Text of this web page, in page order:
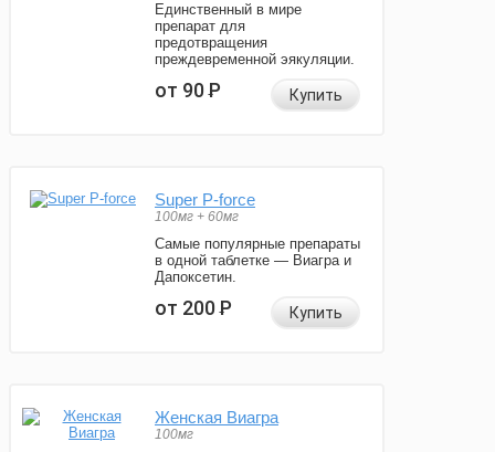
Единственный в мире
препарат для
предотвращения
преждевременной эякуляции.
от 90Р Купить
Super P-force
100мг + 60мг
Самые популярные препараты
в одной таблетке — Виагра и
Дапоксетин.
от 200Р Купить
Женская Виагра
100мг